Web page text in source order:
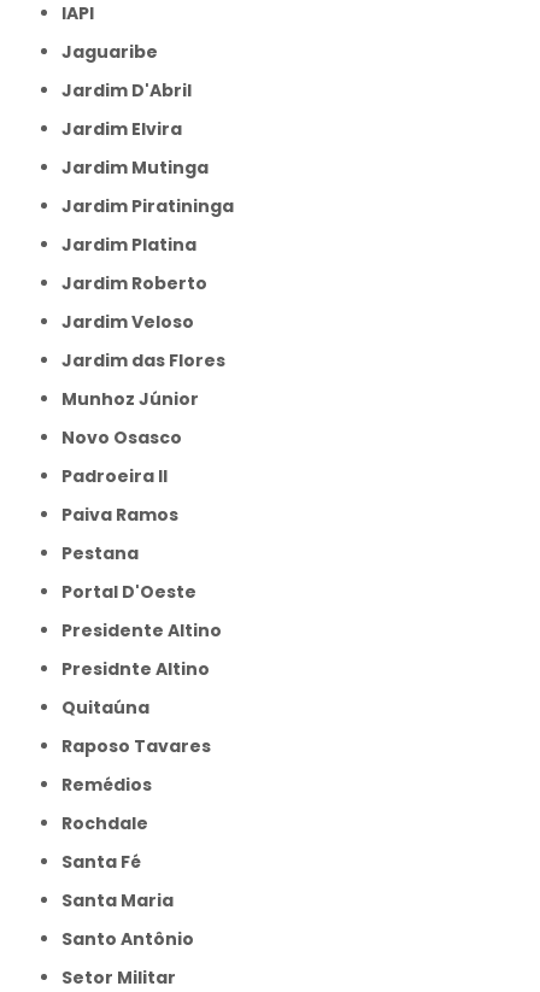
IAPI
Jaguaribe
Jardim D'Abril
Jardim Elvira
Jardim Mutinga
Jardim Piratininga
Jardim Platina
Jardim Roberto
Jardim Veloso
Jardim das Flores
Munhoz Júnior
Novo Osasco
Padroeira II
Paiva Ramos
Pestana
Portal D'Oeste
Presidente Altino
Presidnte Altino
Quitaúna
Raposo Tavares
Remédios
Rochdale
Santa Fé
Santa Maria
Santo Antônio
Setor Militar